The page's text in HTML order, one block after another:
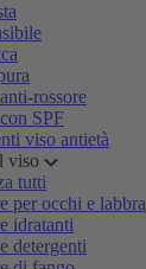
rossore
SPF
viso antietà
viso
tutti
per occhi e labbra
idratanti
detergenti